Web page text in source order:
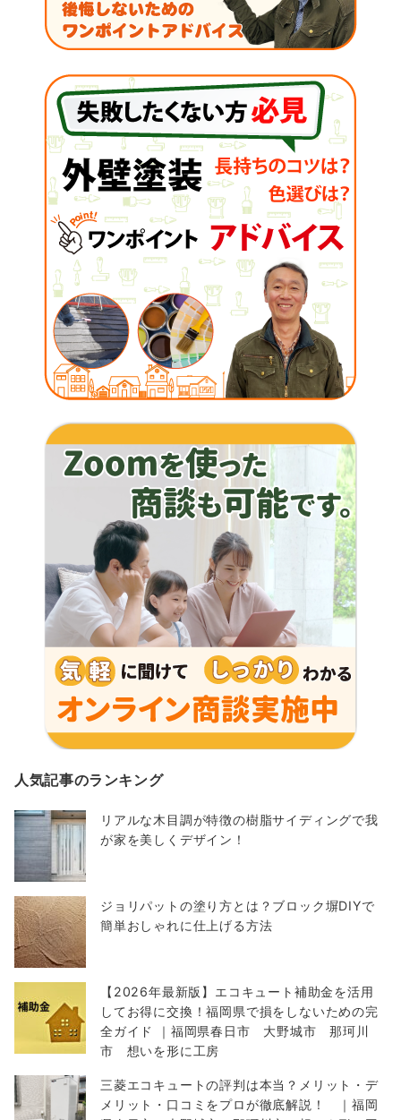
人気記事のランキング
リアルな木目調が特徴の樹脂サイディングで我
が家を美しくデザイン！
ジョリパットの塗り方とは？ブロック塀DIYで
簡単おしゃれに仕上げる方法
【2026年最新版】エコキュート補助金を活用
してお得に交換！福岡県で損をしないための完
全ガイド ｜福岡県春日市 大野城市 那珂川
市 想いを形に工房
三菱エコキュートの評判は本当？メリット・デ
メリット・口コミをプロが徹底解説！ ｜福岡